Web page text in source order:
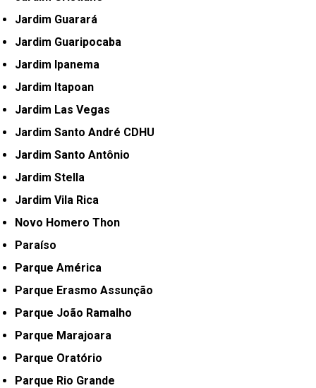
Jardim Guarará
Jardim Guaripocaba
Jardim Ipanema
Jardim Itapoan
Jardim Las Vegas
Jardim Santo André CDHU
Jardim Santo Antônio
Jardim Stella
Jardim Vila Rica
Novo Homero Thon
Paraíso
Parque América
Parque Erasmo Assunção
Parque João Ramalho
Parque Marajoara
Parque Oratório
Parque Rio Grande